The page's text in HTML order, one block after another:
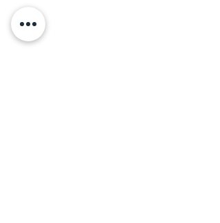
48 99841-7817 (Telefone/WhatsApp)